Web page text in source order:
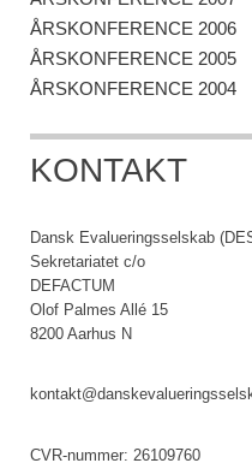
ÅRSKONFERENCE 2006
ÅRSKONFERENCE 2005
ÅRSKONFERENCE 2004
KONTAKT
Dansk Evalueringsselskab
Sekretariatet c/o
DEFACTUM
Olof Palmes Allé 15
8200 Aarhus N
CVR-nummer: 26109760